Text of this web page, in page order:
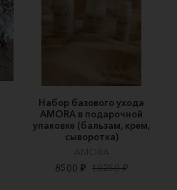
Набор базового ухода
AMORA в подарочной
упаковке (бальзам, крем,
сыворотка)
AMORA
8500 ₽ 10250 ₽